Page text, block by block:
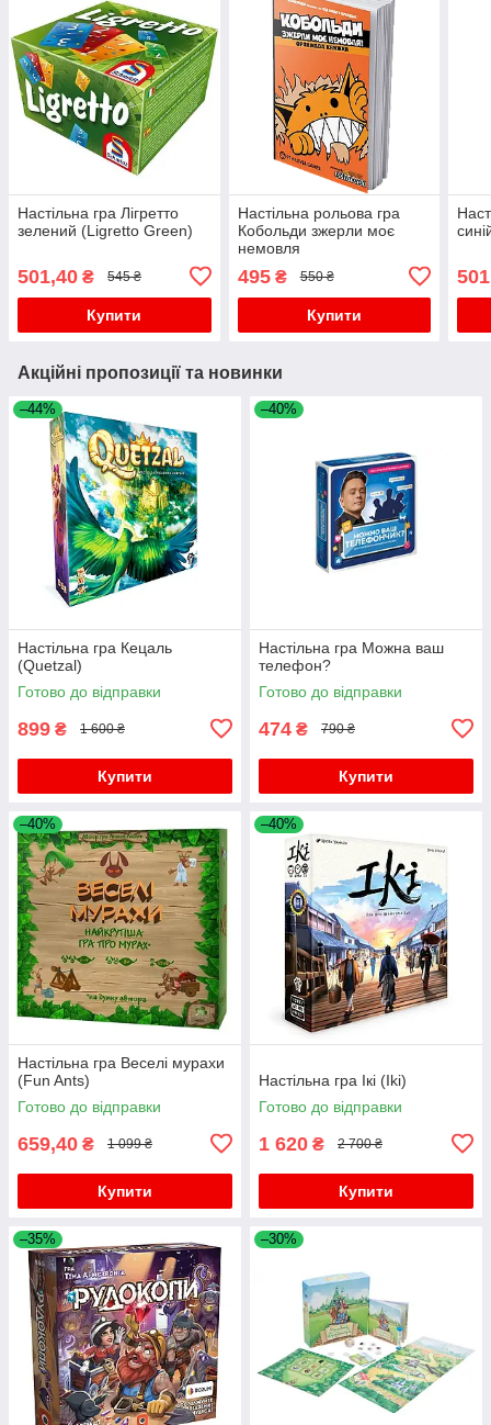
Настільна гра Лігретто
зелений (Ligretto Green)
501,40 ₴ 545 ₴
Купити
Настільна рольова гра
Кобольди зжерли моє
немовля
495₴ 550 ₴
Купити
Акційні пропозиції та новинки
–44%
Настільна гра Кецаль
(Quetzal)
Готово до відправки
899 ₴ 1 600 ₴
Купити
–40%
Настільна гра Можна ваш
телефон?
Готово до відправки
474 ₴ 790 ₴
Купити
–40%
Настільна гра Веселі мурахи
(Fun Ants)
Готово до відправки
659,40 ₴ 1 099 ₴
Купити
–40%
Настільна гра Ікі (Iki)
Готово до відправки
1 620 ₴ 2 700 ₴
Купити
–35% –30%